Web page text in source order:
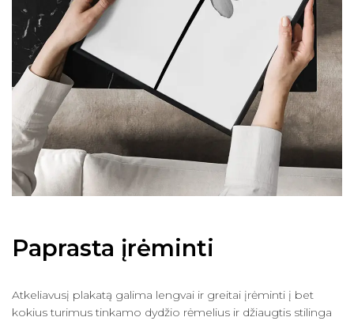
Paprasta įrėminti
Atkeliavusį plakatą galima lengvai ir greitai įrėminti į bet
kokius turimus tinkamo dydžio rėmelius ir džiaugtis stilinga